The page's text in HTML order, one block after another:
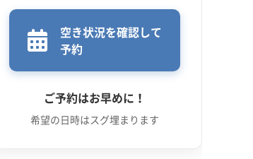
空き状況を確認して
予約
ご予約はお早めに！
希望の日時はスグ埋まります